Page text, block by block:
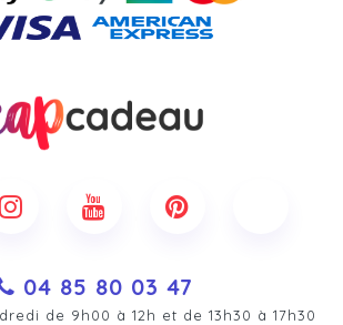
04 85 80 03 47
de 9h00 à 12h et de 13h30 à 17h30